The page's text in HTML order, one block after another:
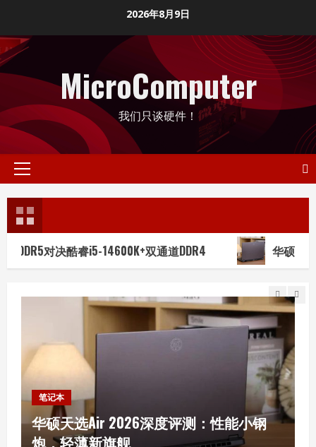
content
2026年8月9日
MicroComputer
我们只谈硬件！
Primary
决酷睿i5-14600K+双通道DDR4 华硕天选Air
笔记本
华硕天选Air 2026深度评测：性能小钢
炮，轻薄新旗舰